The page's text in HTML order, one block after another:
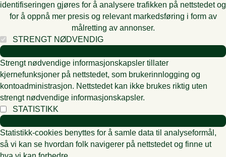
identifiseringen gjøres for å analysere trafikken på nettstedet og
for å oppnå mer presis og relevant markedsføring i form av
målretting av annonser.
STRENGT NØDVENDIG
Strengt nødvendige informasjonskapsler tillater
kjernefunksjoner på nettstedet, som brukerinnlogging og
kontoadministrasjon. Nettstedet kan ikke brukes riktig uten
strengt nødvendige informasjonskapsler.
STATISTIKK
Statistikk-cookies benyttes for å samle data til analyseformål,
så vi kan se hvordan folk navigerer på nettstedet og finne ut